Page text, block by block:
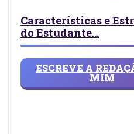
Características e
do Estudante...
ESCREVE A
MIM